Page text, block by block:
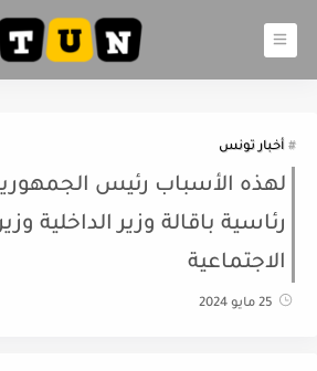
أخبار تونس
لهذه الأسباب رئيس
رئاسية باقالة وزير الداخلية
الاجتماعية
25 مايو 2024